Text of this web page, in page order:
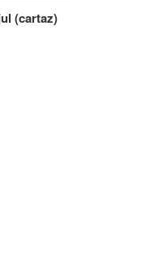
(cartaz)